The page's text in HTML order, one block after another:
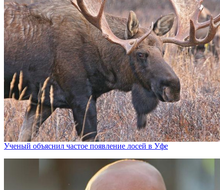
Ученый объяснил частое появление лосей в Уфе